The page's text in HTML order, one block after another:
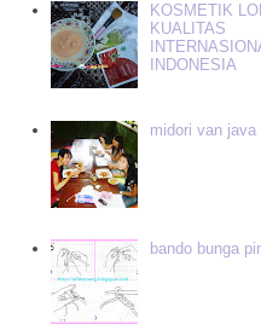
KOSMETIK
KUALITAS
INDONESIA
midori van java
bando bunga